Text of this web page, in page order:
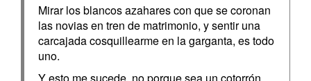
Mirar los blancos azahares con que se coronan
las novias en tren de matrimonio, y sentir una
carcajada cosquillearme en la garganta, es todo
uno.